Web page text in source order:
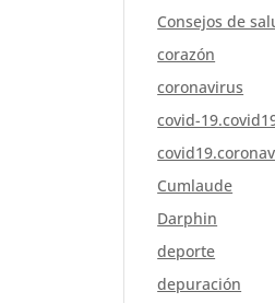
Consejos de
corazón
coronavirus
covid-
Cumlaude
Darphin
deporte
depuración